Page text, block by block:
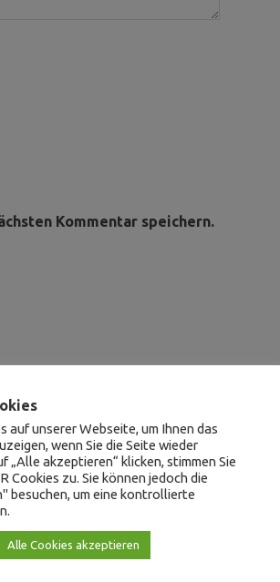
Kommentar speichern.
auf unserer Webseite, um Ihnen das
wenn Sie die Seite wieder
„Alle akzeptieren“ klicken, stimmen Sie
Cookies zu. Sie können jedoch die
besuchen, um eine kontrollierte
Alle Cookies akzeptieren